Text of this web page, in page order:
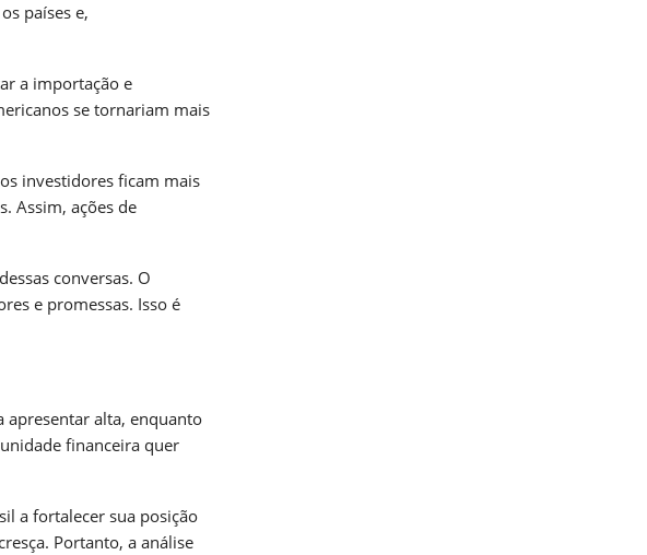
países e,
a importação e
se tornariam mais
investidores ficam mais
Assim, ações de
conversas. O
e promessas. Isso é
apresentar alta, enquanto
financeira quer
a fortalecer sua posição
Portanto, a análise